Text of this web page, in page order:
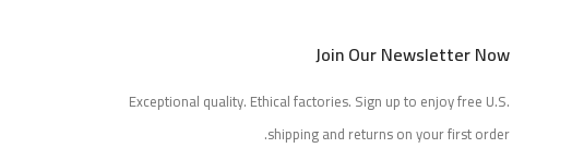
Join Our Newsletter Now
Exceptional quality. Ethical factories. Sign up to enjoy free U.S.
shipping and returns on your first order.